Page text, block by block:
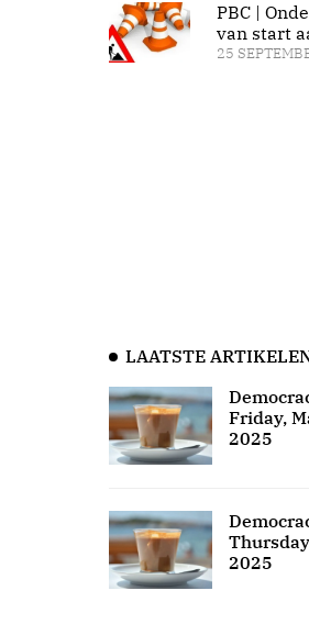
PBC |
van start
25
LAATSTE
Friday,
2025
2025